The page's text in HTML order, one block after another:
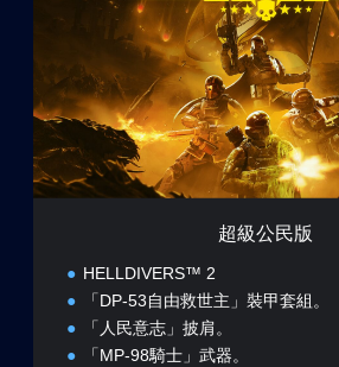
超級公民版
HELLDIVERS™ 2
「DP-53自由救世主」裝甲套組。
「人民意志」披肩。
「MP-98騎士」武器。